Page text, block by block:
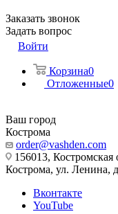
Заказать звонок
Задать вопрос
Войти
Корзина0
Отложенные0
Ваш город
Кострома
order@vashden.com
156013, Костромская
Кострома, ул. Ленина,
Вконтакте
YouTube